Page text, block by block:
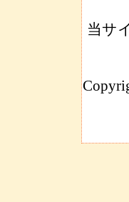
当サ